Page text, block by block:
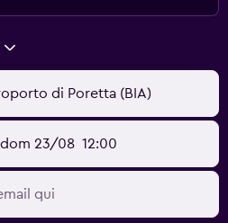
di Poretta (BIA)
dom 23/08 12:00